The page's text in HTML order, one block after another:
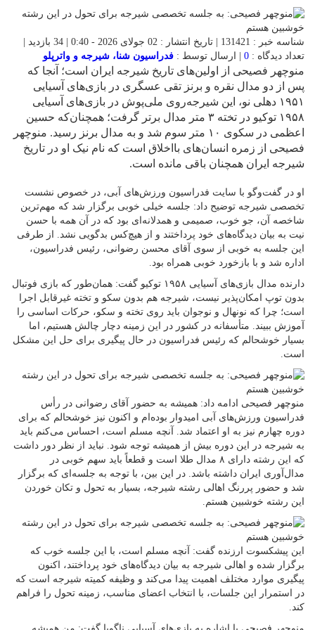
شناسه خبر : 131421 | تاریخ انتشار : 02 جولای 2026 - 0:40 | 34 بازدید |
تعداد دیدگاه : 0 | ارسال توسط : فدراسیون شنا، شیرجه و واترپلو
منوچهر فصیحی از اولین‌های تاریخ شیرجه ایران است؛ آنجا که
پس از دو مدال نقره و برنز تقی عسگری در بازی‌های آسیایی
۱۹۵۱ دهلی نو، این شیرجه‌روی ملی‌پوش در بازی‌های آسیایی
۱۹۵۸ توکیو در تخته ۳ متر مدال برتر گرفت؛ همچنان‌که حسین
اعظمی در سکوی ۱۰ متر سوم شد و به مدال برنز رسید. منوچهر
فصیحی از زمره انسان‌های بااخلاق است که نام نیک او در تاریخ
شیرجه ایران همچنان باقی مانده است.
او در گفت‌وگو با سایت فدراسیون ورزش‌های آبی، در خصوص نشست
تخصصی شیرجه توضیح داد: جلسه خیلی خوبی برگزار شد که مهم‌ترین
شاخصه آن، جو خوب، صمیمی و همدلانه‌ای بود که در آن همه با حسن
نیت به بیان دیدگاه‌های خود پرداختند و از هیچ‌کس بدگویی نشد. از طرفی
این جلسه به خوبی از سوی آقای محسن رضوانی، رئیس فدراسیون،
اداره شد و با بازخورد خوبی همراه بود.
دارنده مدال بازی‌های آسیایی ۱۹۵۸ توکیو گفت: همان‌طور که بازی فوتبال
بدون توپ امکان‌پذیر نیست، شیرجه هم بدون سکو و تخته غیرقابل اجرا
است؛ چرا که نونهال و نوجوان باید روی تخته و سکو، حرکات اساسی را
آموزش ببیند. متأسفانه در کشور در این زمینه دچار چالش هستیم، اما
بسیار خوشحالم که رئیس فدراسیون در حال پیگیری برای حل این مشکل
است.
منوچهر فصیحی ادامه داد: همیشه به حضور آقای رضوانی در رأس
فدراسیون ورزش‌های آبی امیدوار بوده‌ام و اکنون نیز خوشحالم که برای
دوره چهارم نیز به او اعتماد شد. آنچه مسلم است، احساس می‌کنم باید
به شیرجه در این دوره بیش از همیشه توجه شود. نباید از نظر دور داشت
که این رشته دارای ۸ مدال طلا است و قطعاً باید سهم خوبی در
مدال‌آوری ایران داشته باشد. در این بین، با توجه به جلسه‌ای که برگزار
شد و حضور پررنگ اهالی رشته شیرجه، بسیار به تحول و تکان خوردن
این رشته خوشبین هستم.
این پیشکسوت ارزنده گفت: آنچه مسلم است، با این جلسه خوب که
برگزار شده و اهالی شیرجه به بیان دیدگاه‌های خود پرداختند، اکنون
پیگیری موارد مختلف اهمیت پیدا می‌کند و وظیفه کمیته شیرجه است که
در استمرار این جلسات، با انتخاب اعضای مناسب، زمینه تحول را فراهم
کند.